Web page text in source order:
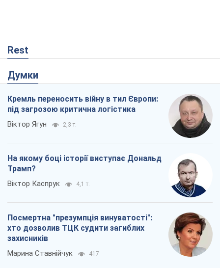
Rest
Думки
Кремль переносить війну в тил Європи:
під загрозою критична логістика
Віктор Ягун 2,3 т.
На якому боці історії виступає Дональд
Трамп?
Віктор Каспрук 4,1 т.
Посмертна "презумпція винуватості":
хто дозволив ТЦК судити загиблих
захисників
Марина Ставнійчук 417